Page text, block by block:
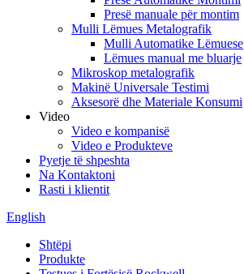
Presë manuale për montim
Mulli Lëmues Metalografik
Mulli Automatike Lëmuese
Lëmues manual me bluarje
Mikroskop metalografik
Makinë Universale Testimi
Aksesorë dhe Materiale Konsumi
Video
Video e kompanisë
Video e Produkteve
Pyetje të shpeshta
Na Kontaktoni
Rasti i klientit
English
Shtëpi
Produkte